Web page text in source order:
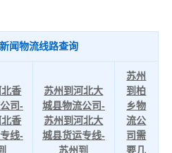
闻物流线路查询
香
司-
香
线-
苏州到河北大
城县物流公司-
苏州到河北大
城县货运专线-
苏州到
苏州
到柏
乡物
流公
司需
要几